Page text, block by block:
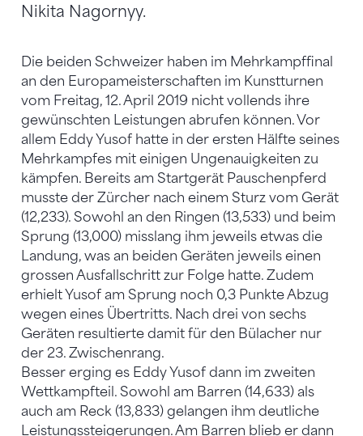
Nikita Nagornyy.
Die beiden Schweizer haben im Mehrkampffinal
an den Europameisterschaften im Kunstturnen
vom Freitag, 12. April 2019 nicht vollends ihre
gewünschten Leistungen abrufen können. Vor
allem Eddy Yusof hatte in der ersten Hälfte seines
Mehrkampfes mit einigen Ungenauigkeiten zu
kämpfen. Bereits am Startgerät Pauschenpferd
musste der Zürcher nach einem Sturz vom Gerät
(12,233). Sowohl an den Ringen (13,533) und beim
Sprung (13,000) misslang ihm jeweils etwas die
Landung, was an beiden Geräten jeweils einen
grossen Ausfallschritt zur Folge hatte. Zudem
erhielt Yusof am Sprung noch 0,3 Punkte Abzug
wegen eines Übertritts. Nach drei von sechs
Geräten resultierte damit für den Bülacher nur
der 23. Zwischenrang.
Besser erging es Eddy Yusof dann im zweiten
Wettkampfteil. Sowohl am Barren (14,633) als
auch am Reck (13,833) gelangen ihm deutliche
Leistungssteigerungen. Am Barren blieb er dann